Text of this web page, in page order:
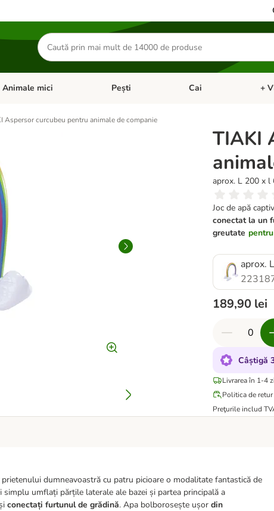
Căutare
produse
Pisicimeniul cu categorii: Păsări
Animale mici Deschideți meniul cu categorii: Animale mici
Pești Deschideți meniul cu
Cai +
Aspersor curcubeu pentru animale de companie
TIAKI
aprox. L 200 x l
Joc de apă
conectat la un
greutate
aprox.
189,90 lei
Câștigă
Livrarea în 1-4
Politica de retur
Preţurile includ
dumneavoastră cu patru picioare o modalitate fantastică de
umflați părțile laterale ale bazei și partea principală a
conectați furtunul de grădină. Apa bolborosește ușor din